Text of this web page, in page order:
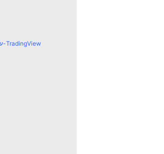
עקוב אחר כל השווקים ב-TradingView